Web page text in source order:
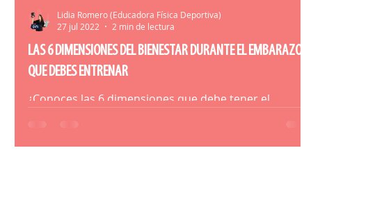
LAS 6 DIMENSIONES DEL BIENESTAR DURANTE EL EMBARAZO
QUE DEBES ENTRENAR
¿Conoces las 6 dimensiones que debe tener el
Lidia Romero (Educadora Física Deportiva)
27 jul 2022
2 min de lectura